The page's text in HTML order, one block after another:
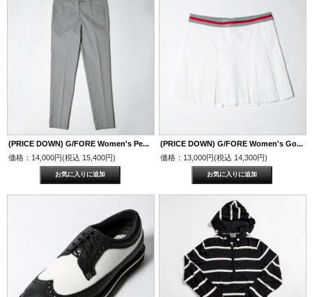
(PRICE DOWN) G/FORE Women's Pe...
価格：14,000円(税込 15,400円)
(PRICE DOWN) G/FORE Women's Go...
価格：13,000円(税込 14,300円)